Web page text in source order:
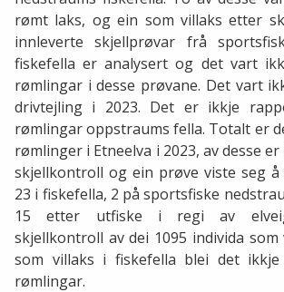
rømt laks, og ein som villaks etter
innleverte skjellprøvar frå
fiskefella er analysert og det vart
rømlingar i desse prøvane. Det vart
drivtejling i 2023. Det er ikkje
rømlingar oppstraums fella. Totalt er
rømlinger i Etneelva i 2023, av desse
skjellkontroll og ein prøve viste seg
23 i fiskefella, 2 på sportsfiske
15 etter utfiske i regi av
skjellkontroll av dei 1095 individa
som villaks i fiskefella blei det ikkje
rømlingar.